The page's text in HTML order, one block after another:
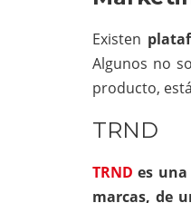
Existen
Algunos no
producto,
TRND
TRND es
marcas, de